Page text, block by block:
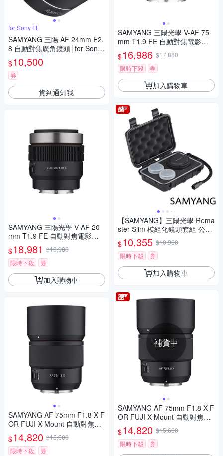
for Sony FE
SAMYANG 三陽 AF 24mm F2.
8 自動對焦廣角鏡頭│for Sony
FE [公司貨]
$10,500
券
貨到通知我
SAMYANG 三陽光學 V-AF 20
mm T1.9 FE 自動對焦電影鏡 S
ony FE 公司貨
$18,981 $19,980
限時下殺
券
加入購物車
SAMYANG AF 75mm F1.8 X F
OR FUJI X-Mount 自動對焦鏡
頭 公司貨
$14,820 $15,600
限時下殺
券
SAMYANG 三陽光學 V-AF 75
mm T1.9 FE 自動對焦電影鏡 S
ony FE 公司貨
$16,986 $17,880
限時下殺
券
加入購物車
【SAMYANG】三陽光學 Rema
ster Slim 模組化鏡頭套組 公司
貨
$10,355 $10,900
限時下殺
券
加入購物車
補貨中
SAMYANG AF 75mm F1.8 X F
OR FUJI X-Mount 自動對焦鏡
頭 公司貨
$14,820 $15,600
限時下殺
券